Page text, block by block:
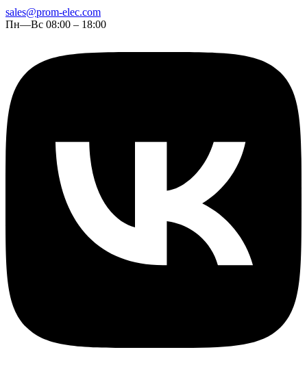
sales@prom-elec.com
Пн—Вс 08:00 – 18:00